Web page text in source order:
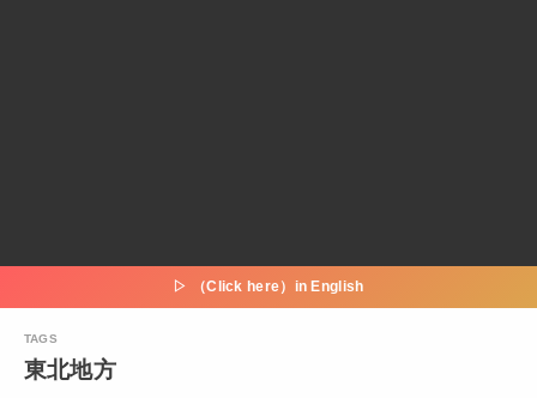
▷ （Click here）in English
東北地方